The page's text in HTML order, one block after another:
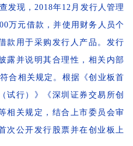
发现，2018年12月发行人管理
万元借款，并使用财务人员个
款用于采购发行人产品。发行
露并说明其合理性，相关内部
合相关规定。根据《创业板首
试行）》《深圳证券交易所创
相关规定，结合上市委员会审
次公开发行股票并在创业板上